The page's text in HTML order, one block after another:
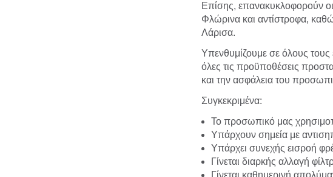
Επίσης, επανακυκλοφορούν
Φλώρινα και αντίστροφα,
Λάρισα.
Υπενθυμίζουμε σε όλους
όλες τις προϋποθέσεις
και την ασφάλεια του
Συγκεκριμένα:
Το προσωπικό μας
Υπάρχουν σημεία με
Υπάρχει συνεχής εισροή
Γίνεται διαρκής αλλαγή
Γίνεται καθημερινή